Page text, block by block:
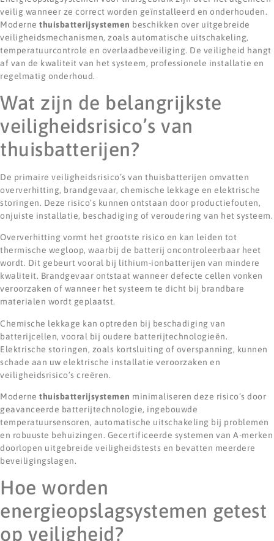
veilig wanneer ze correct worden geïnstalleerd en onderhouden.
Moderne thuisbatterijsystemen beschikken over uitgebreide
veiligheidsmechanismen, zoals automatische uitschakeling,
temperatuurcontrole en overlaadbeveiliging. De veiligheid hangt
af van de kwaliteit van het systeem, professionele installatie en
regelmatig onderhoud.
Wat zijn de belangrijkste
veiligheidsrisico’s van
thuisbatterijen?
De primaire veiligheidsrisico’s van thuisbatterijen omvatten
oververhitting, brandgevaar, chemische lekkage en elektrische
storingen. Deze risico’s kunnen ontstaan door productiefouten,
onjuiste installatie, beschadiging of veroudering van het systeem.
Oververhitting vormt het grootste risico en kan leiden tot
thermische wegloop, waarbij de batterij oncontroleerbaar heet
wordt. Dit gebeurt vooral bij lithium-ionbatterijen van mindere
kwaliteit. Brandgevaar ontstaat wanneer defecte cellen vonken
veroorzaken of wanneer het systeem te dicht bij brandbare
materialen wordt geplaatst.
Chemische lekkage kan optreden bij beschadiging van
batterijcellen, vooral bij oudere batterijtechnologieën.
Elektrische storingen, zoals kortsluiting of overspanning, kunnen
schade aan uw elektrische installatie veroorzaken en
veiligheidsrisico’s creëren.
Moderne thuisbatterijsystemen minimaliseren deze risico’s door
geavanceerde batterijtechnologie, ingebouwde
temperatuursensoren, automatische uitschakeling bij problemen
en robuuste behuizingen. Gecertificeerde systemen van A-merken
doorlopen uitgebreide veiligheidstests en bevatten meerdere
beveiligingslagen.
Hoe worden
energieopslagsystemen getest
op veiligheid?